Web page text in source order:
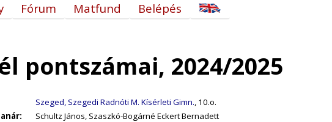
Fórum Matfund Belépés
pontszámai, 2024/2025
Szeged, Szegedi Radnóti M. Kísérleti Gimn., 10.o.
Schultz János, Szaszkó-Bogárné Eckert Bernadett